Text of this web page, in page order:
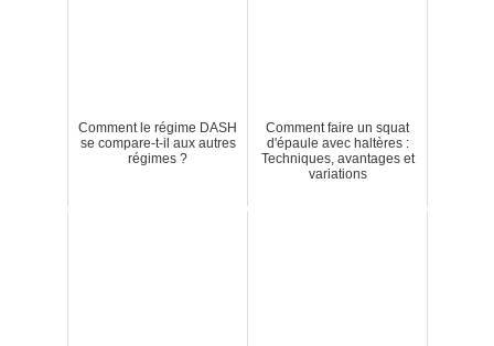
Comment le régime DASH
se compare-t-il aux autres
régimes ?
Comment faire un squat
d'épaule avec haltères :
Techniques, avantages et
variations